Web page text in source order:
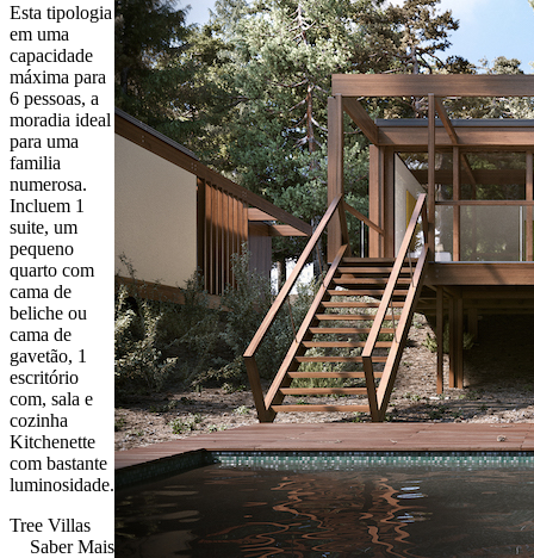
Esta tipologia
em uma
capacidade
máxima para
6 pessoas, a
moradia ideal
para uma
familia
numerosa.
Incluem 1
suite, um
pequeno
quarto com
cama de
beliche ou
cama de
gavetão, 1
escritório
com, sala e
cozinha
Kitchenette
com bastante
luminosidade.
Tree Villas
Saber Mais